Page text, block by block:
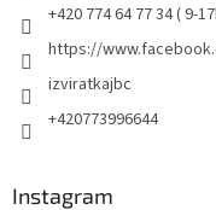
+420 774 64 77 34 ( 9-
https://
izviratkajbc
+420773996644
Instagram